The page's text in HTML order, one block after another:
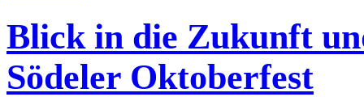
Blick in die Zukunft
Södeler Oktoberfest